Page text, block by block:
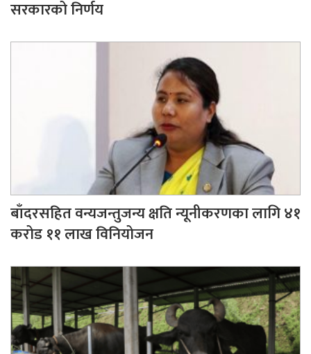
सरकारको निर्णय
बाँदरसहित वन्यजन्तुजन्य क्षति न्यूनीकरणका लागि ४१
करोड ११ लाख विनियोजन